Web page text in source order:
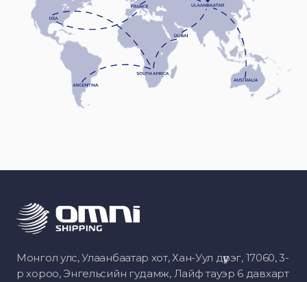
Монгол улс, Улаанбаатар хот, Хан-Уул дүүрэг, 17060, 3-
р хороо, Энгельсийн гудамж, Лайф тауэр 6 давхарт